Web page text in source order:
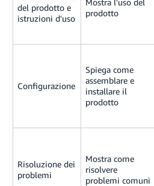
del prodotto e
istruzioni d'uso
prodotto
Configurazione
Spiega come
assemblare e
installare il
prodotto
Risoluzione dei
problemi
Mostra come
risolvere
problemi comuni